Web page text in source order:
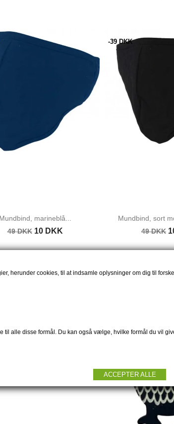
Mundbind, marineblå...
49 DKK 10 DKK
Mundbind, sort
49 DKK
-39 DKK
herunder cookies, til at indsamle oplysninger om dig til
til alle disse formål. Du kan også vælge, hvilke formål du vil
ACCEPTER ALLE